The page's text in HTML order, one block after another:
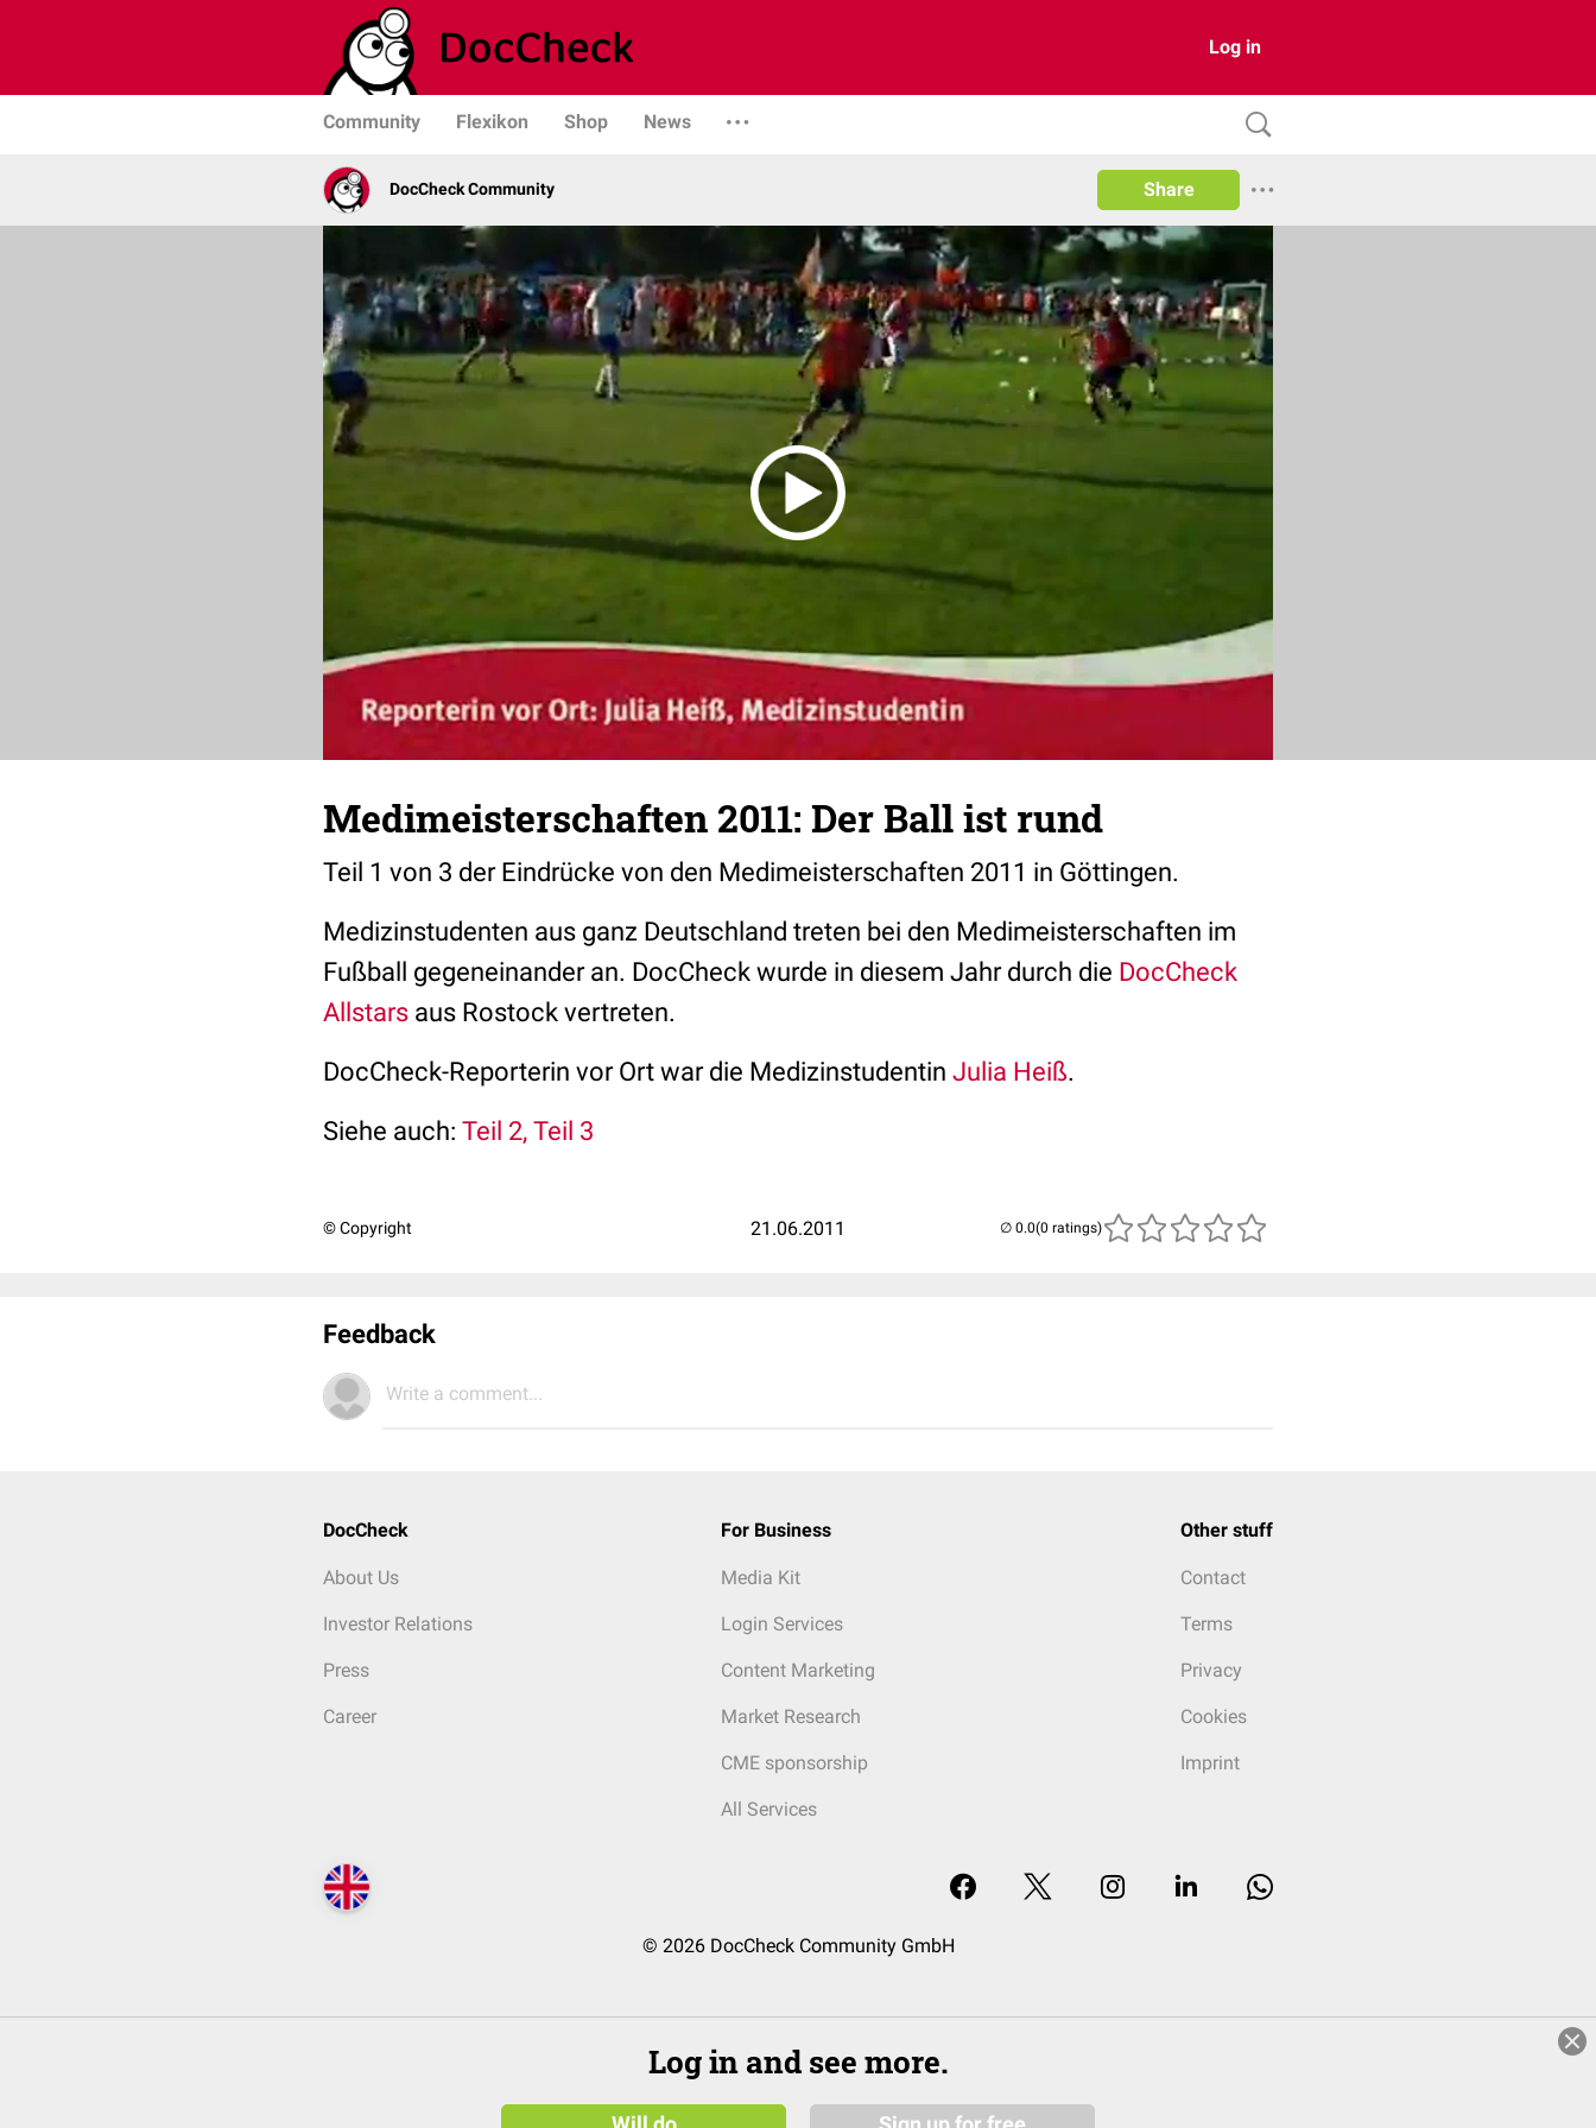
Log in
Community Flexikon Shop News
DocCheck Community Share
Medimeisterschaften 2011: Der Ball ist rund
Teil 1 von 3 der Eindrücke von den Medimeisterschaften 2011 in Göttingen.
Medizinstudenten aus ganz Deutschland treten bei den Medimeisterschaften im
Fußball gegeneinander an. DocCheck wurde in diesem Jahr durch die DocCheck
Allstars aus Rostock vertreten.
DocCheck-Reporterin vor Ort war die Medizinstudentin Julia Heiß.
Siehe auch: Teil 2, Teil 3
© Copyright 21.06.2011 (0 ratings)
Feedback
Write a comment...
DocCheck
About Us
Investor Relations
Press
Career
For Business
Media Kit
Login Services
Content Marketing
Market Research
CME sponsorship
All Services
Other stuff
Contact
Terms
Privacy
Cookies
Imprint
© 2026 DocCheck Community GmbH
Log in and see more.